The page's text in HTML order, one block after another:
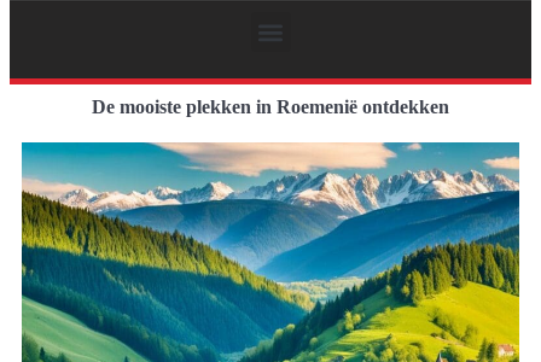
De mooiste plekken in Roemenië ontdekken